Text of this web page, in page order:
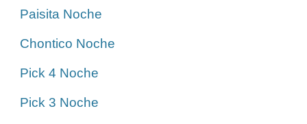
Paisita Noche
Chontico Noche
Pick 4 Noche
Pick 3 Noche